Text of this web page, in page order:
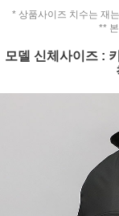
* 상품사이즈 치수는 재
**
모델 신체사이즈 :